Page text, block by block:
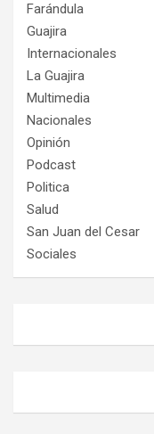
Farándula
Guajira
Internacionales
La Guajira
Multimedia
Nacionales
Opinión
Podcast
Politica
Salud
San Juan del Cesar
Sociales